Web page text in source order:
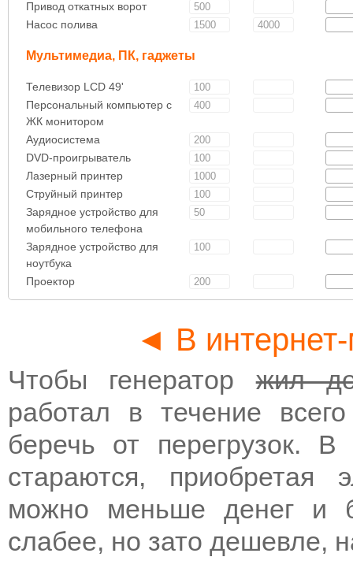
Привод откатных ворот
Насос полива
Мультимедиа, ПК, гаджеты
Телевизор LCD 49'
Персональный компьютер с
ЖК монитором
Аудиосистема
DVD-проигрыватель
Лазерный принтер
Струйный принтер
Зарядное устройство для
мобильного телефона
Зарядное устройство для
ноутбука
Проектор
◄ В интернет-
Чтобы генераторжил
работал в течение
беречь от перегрузок.
стараются, приобретая
можно меньше денег и
слабее, но зато дешевле,